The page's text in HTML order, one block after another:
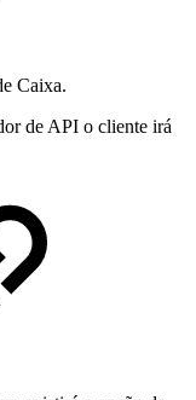
Caixa.
de API o cliente irá